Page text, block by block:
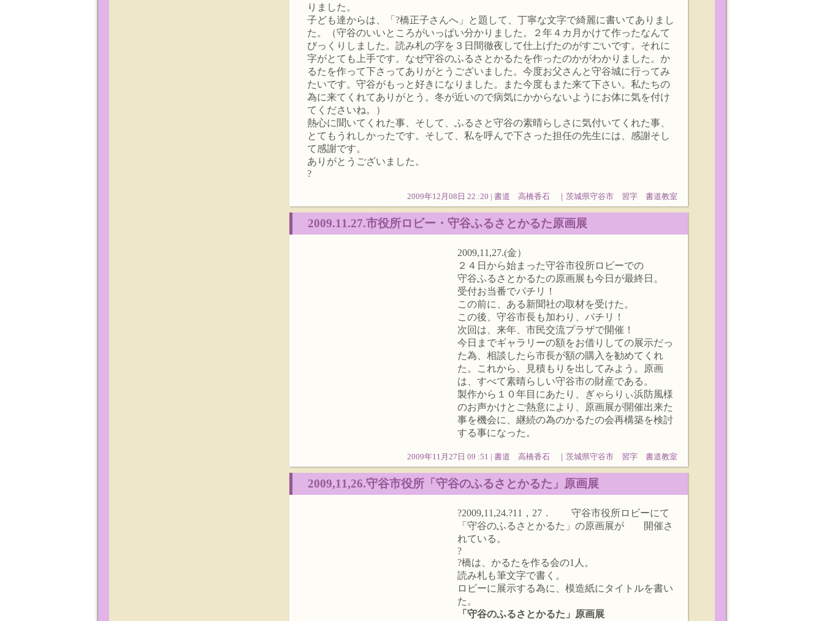
りました。
子ども達からは、「?橋正子さんへ」と題して、丁寧な文字で綺麗に書いてありまし
た。（守谷のいいところがいっぱい分かりました。２年４カ月かけて作ったなんて
びっくりしました。読み札の字を３日間徹夜して仕上げたのがすごいです。それに
字がとても上手です。なぜ守谷のふるさとかるたを作ったのかがわかりました。か
るたを作って下さってありがとうございました。今度お父さんと守谷城に行ってみ
たいです。守谷がもっと好きになりました。また今度もまた来て下さい。私たちの
為に来てくれてありがとう。冬が近いので病気にかからないようにお体に気を付け
てくださいね。）
熱心に聞いてくれた事、そして、ふるさと守谷の素晴らしさに気付いてくれた事、
とてもうれしかったです。そして、私を呼んで下さった担任の先生には、感謝そし
て感謝です。
ありがとうございました。
?
2009年12月08日 22 :20 | 書道 高橋香石 ｜茨城県守谷市 習字 書道教室
2009.11.27.市役所ロビー・守谷ふるさとかるた原画展
2009,11,27.(金）
２４日から始まった守谷市役所ロビーでの
守谷ふるさとかるたの原画展も今日が最終日。
受付お当番でパチリ！
この前に、ある新聞社の取材を受けた。
この後、守谷市長も加わり、パチリ！
次回は、来年、市民交流プラザで開催！
今日までギャラリーの額をお借りしての展示だっ
た為、相談したら市長が額の購入を勧めてくれ
た。これから、見積もりを出してみよう。原画
は、すべて素晴らしい守谷市の財産である。
製作から１０年目にあたり、ぎゃらりぃ浜防風様
のお声かけとご熱意により、原画展が開催出来た
事を機会に、継続の為のかるたの会再構築を検討
する事になった。
2009年11月27日 09 :51 | 書道 高橋香石 ｜茨城県守谷市 習字 書道教室
2009,11,26.守谷市役所「守谷のふるさとかるた」原画展
?2009,11,24.?11，27． 守谷市役所ロビーにて
「守谷のふるさとかるた」の原画展が 開催さ
れている。
?
?橋は、かるたを作る会の1人。
読み札も筆文字で書く。
ロビーに展示する為に、模造紙にタイトルを書い
た。
「守谷のふるさとかるた」原画展